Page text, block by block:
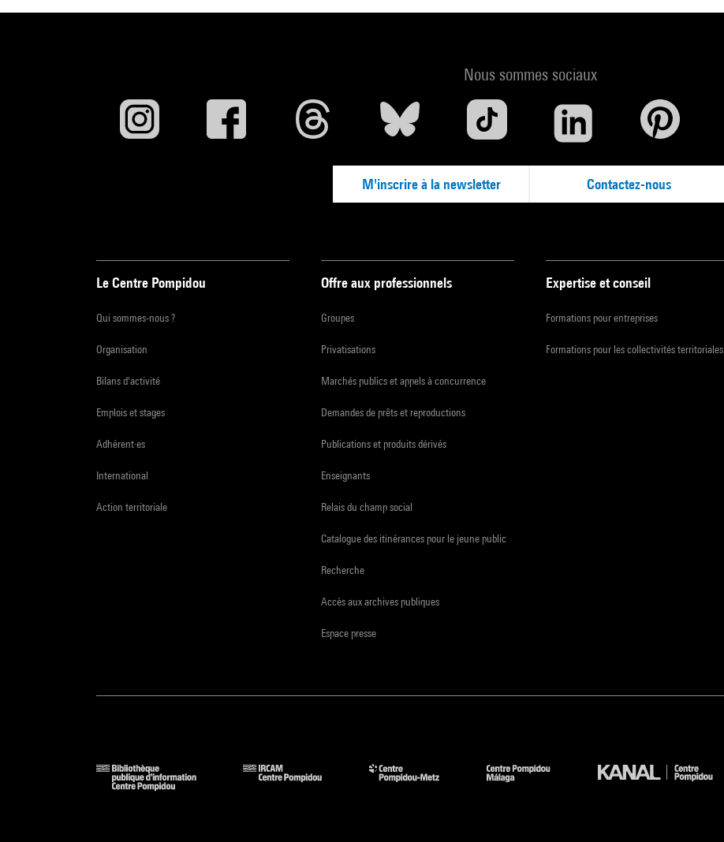
Nous sommes sociaux
M'inscrire à la newsletter Contactez-nous
Le Centre Pompidou
Qui sommes-nous ?
Organisation
Bilans d'activité
Emplois et stages
Adhérent·es
International
Action territoriale
Offre aux professionnels
Groupes
Privatisations
Marchés publics et appels à concurrence
Demandes de prêts et reproductions
Publications et produits dérivés
Enseignants
Relais du champ social
Catalogue des itinérances pour le jeune public
Recherche
Accès aux archives publiques
Espace presse
Expertise et conseil
Formations pour entreprises
Formations pour les collectivités territoriales